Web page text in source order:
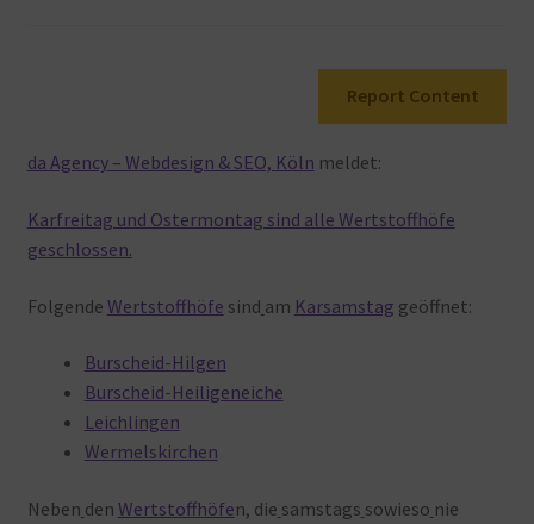
Report Content
da Agency – Webdesign & SEO, Köln meldet:
Karfreitag und Ostermontag sind alle Wertstoffhöfe
geschlossen.
Folgende Wertstoffhöfe sind am Karsamstag geöffnet:
Burscheid-Hilgen
Burscheid-Heiligeneiche
Leichlingen
Wermelskirchen
Neben den Wertstoffhöfen, die samstags sowieso nie